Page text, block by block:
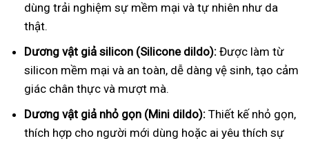
dùng trải nghiệm sự mềm mại và tự nhiên như da
thật.
Dương vật giả silicon (Silicone dildo): Được làm từ
silicon mềm mại và an toàn, dễ dàng vệ sinh, tạo cảm
giác chân thực và mượt mà.
Dương vật giả nhỏ gọn (Mini dildo): Thiết kế nhỏ gọn,
thích hợp cho người mới dùng hoặc ai yêu thích sự